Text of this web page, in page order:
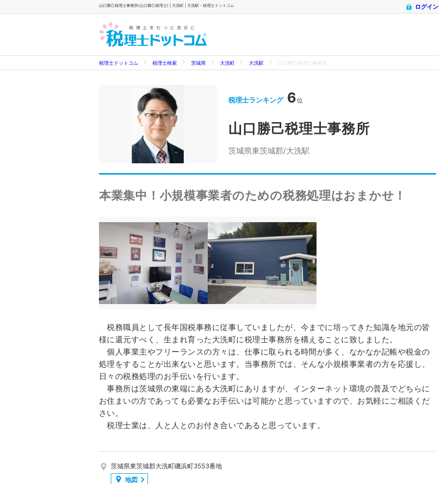
山口勝己税理士事務所(山口勝己税理士) | 大洗町 | 大洗駅 - 税理士ドットコム ログイン
税理士ドットコム 税理士検索 茨城県 大洗町 大洗駅 山口勝己税理士事務所
税理士ランキング 6 位
山口勝己税理士事務所
茨城県東茨城郡/大洗駅
本業集中！小規模事業者のための税務処理はおまかせ！
税務職員として長年国税事務に従事していましたが、今までに培ってきた知識を地元の皆
様に還元すべく、生まれ育った大洗町に税理士事務所を構えることに致しました。
個人事業主やフリーランスの方々は、仕事に取られる時間が多く、なかなか記帳や税金の
処理をすることが出来ないと思います。当事務所では、そんな小規模事業者の方を応援し、
日々の税務処理のお手伝いを行います。
事務所は茨城県の東端にある大洗町にありますが、インターネット環境の普及でどちらに
お住まいの方であっても必要なお手伝いは可能かと思っていますので、お気軽にご相談くだ
さい。
税理士業は、人と人とのお付き合いであると思っています。
茨城県東茨城郡大洗町磯浜町3553番地
地図